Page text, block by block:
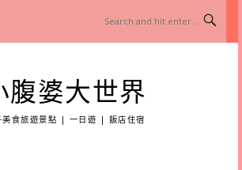
腹婆大世界
美食旅遊景點 | 一日遊 | 飯店住宿